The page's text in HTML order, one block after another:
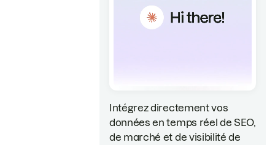
Intégrez directement vos
données en temps réel de SEO,
de marché et de visibilité de